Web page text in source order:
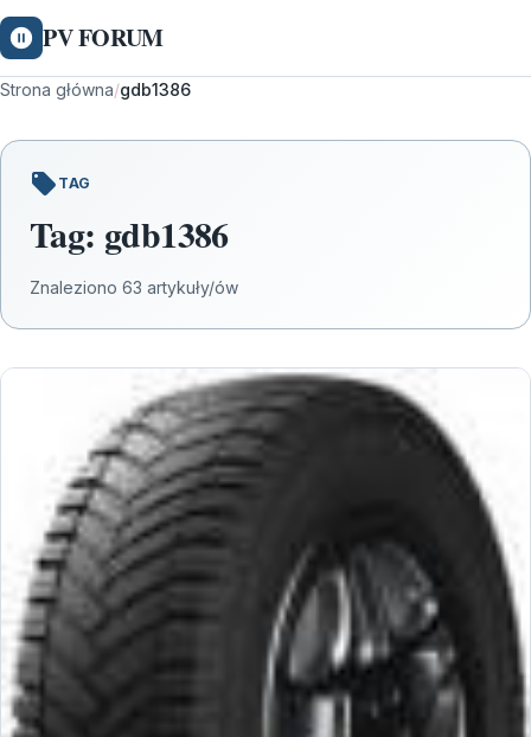
PV FORUM
Strona główna/gdb1386
TAG
Tag: gdb1386
Znaleziono 63 artykuły/ów